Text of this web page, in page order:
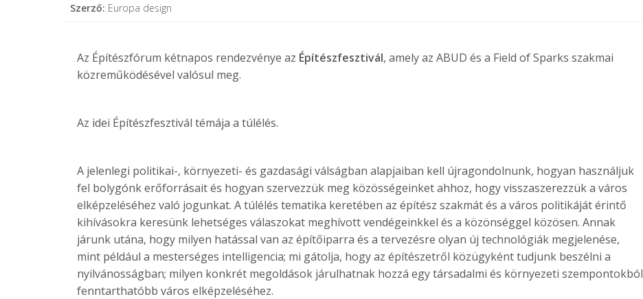
Szerző: Europa design
Az Építészfórum kétnapos rendezvénye az Építészfesztivál, amely az ABUD és a Field of Sparks szakmai
közreműködésével valósul meg.
Az idei Építészfesztivál témája a túlélés.
A jelenlegi politikai-, környezeti- és gazdasági válságban alapjaiban kell újragondolnunk, hogyan használjuk
fel bolygónk erőforrásait és hogyan szervezzük meg közösségeinket ahhoz, hogy visszaszerezzük a város
elképzeléséhez való jogunkat. A túlélés tematika keretében az építész szakmát és a város politikáját érintő
kihívásokra keresünk lehetséges válaszokat meghívott vendégeinkkel és a közönséggel közösen. Annak
járunk utána, hogy milyen hatással van az építőiparra és a tervezésre olyan új technológiák megjelenése,
mint például a mesterséges intelligencia; mi gátolja, hogy az építészetről közügyként tudjunk beszélni a
nyilvánosságban; milyen konkrét megoldások járulhatnak hozzá egy társadalmi és környezeti szempontokból
fenntarthatóbb város elképzeléséhez.